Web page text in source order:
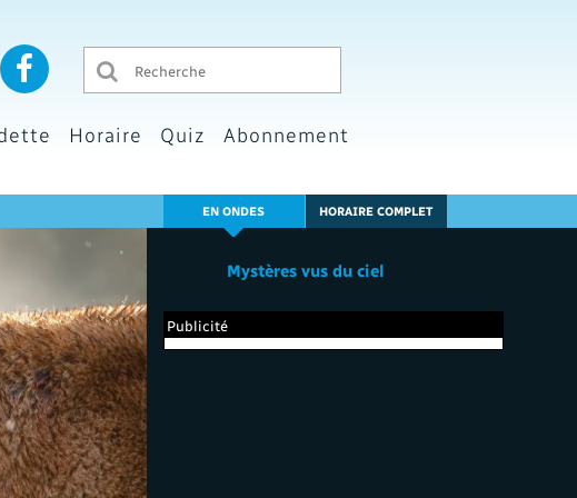
Horaire Quiz Abonnement
EN ONDES HORAIRE COMPLET
Mystères vus du ciel
Publicité